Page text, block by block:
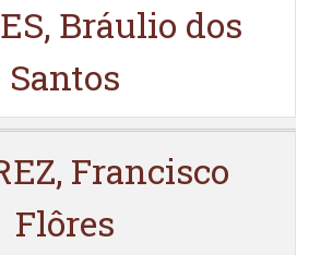
Bráulio dos
Santos
Francisco
Flôres